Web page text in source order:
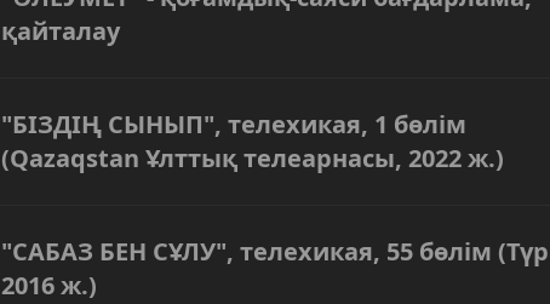
қайталау
"БІЗДІҢ СЫНЫП", телехикая, 1 бөлім
(Qazaqstan Ұлттық телеарнасы, 2022 ж.)
"САБАЗ БЕН СҰЛУ", телехикая, 55 бөлім
2016 ж.)